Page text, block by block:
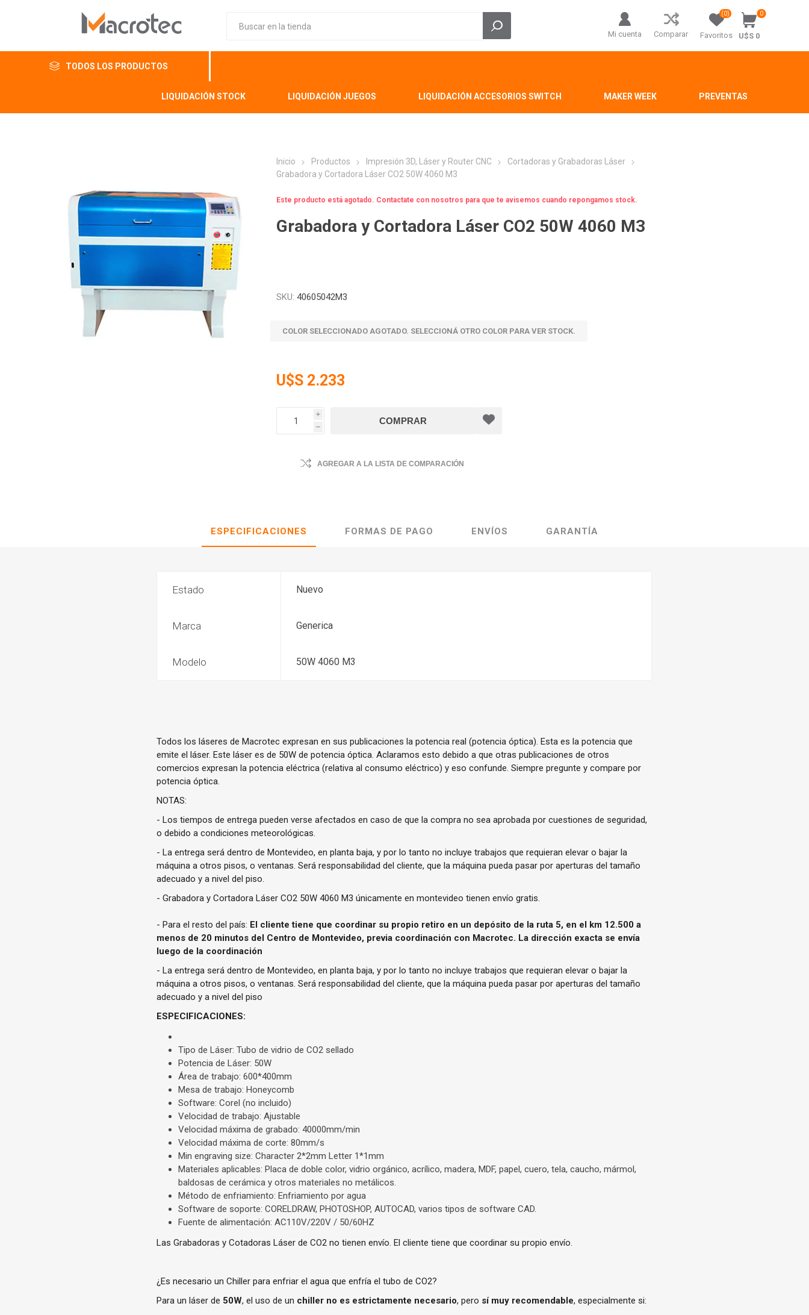
Mi cuenta Comparar Favoritos
(0) 0
U$S 0
TODOS LOS PRODUCTOS
LIQUIDACIÓN STOCK LIQUIDACIÓN JUEGOS LIQUIDACIÓN ACCESORIOS SWITCH MAKER WEEK PREVENTAS
Inicio Productos Impresión 3D, Láser y Router CNC
Cortadoras y Grabadoras Láser
Grabadora y Cortadora Láser CO2 50W 4060 M3
Este producto está agotado. Contactate con nosotros para que te avisemos cuando repongamos stock.
Grabadora y Cortadora Láser CO2 50W 4060 M3
SKU: 40605042M3
COLOR SELECCIONADO AGOTADO. SELECCIONÁ OTRO COLOR PARA VER STOCK.
U$S 2.233
i
h
AGREGAR A LA LISTA DE COMPARACIÓN
ESPECIFICACIONES FORMAS DE PAGO ENVÍOS GARANTÍA
Estado Nuevo
Marca Generica
Modelo 50W 4060 M3
Todos los láseres de Macrotec expresan en sus publicaciones la potencia real (potencia óptica). Esta es la potencia que
emite el láser. Este láser es de 50W de potencia óptica. Aclaramos esto debido a que otras publicaciones de otros
comercios expresan la potencia eléctrica (relativa al consumo eléctrico) y eso confunde. Siempre pregunte y compare por
potencia óptica.
NOTAS:
- Los tiempos de entrega pueden verse afectados en caso de que la compra no sea aprobada por cuestiones de seguridad,
o debido a condiciones meteorológicas.
- La entrega será dentro de Montevideo, en planta baja, y por lo tanto no incluye trabajos que requieran elevar o bajar la
máquina a otros pisos, o ventanas. Será responsabilidad del cliente, que la máquina pueda pasar por aperturas del tamaño
adecuado y a nivel del piso.
- Grabadora y Cortadora Láser CO2 50W 4060 M3 únicamente en montevideo tienen envío gratis.
- Para el resto del país: El cliente tiene que coordinar su propio retiro en un depósito de la ruta 5, en el km 12.500 a
menos de 20 minutos del Centro de Montevideo, previa coordinación con Macrotec. La dirección exacta se envía
luego de la coordinación
- La entrega será dentro de Montevideo, en planta baja, y por lo tanto no incluye trabajos que requieran elevar o bajar la
máquina a otros pisos, o ventanas. Será responsabilidad del cliente, que la máquina pueda pasar por aperturas del tamaño
adecuado y a nivel del piso
ESPECIFICACIONES:
Tipo de Láser: Tubo de vidrio de CO2 sellado
Potencia de Láser: 50W
Área de trabajo: 600*400mm
Mesa de trabajo: Honeycomb
Software: Corel (no incluido)
Velocidad de trabajo: Ajustable
Velocidad máxima de grabado: 40000mm/min
Velocidad máxima de corte: 80mm/s
Min engraving size: Character 2*2mm Letter 1*1mm
Materiales aplicables: Placa de doble color, vidrio orgánico, acrílico, madera, MDF, papel, cuero, tela, caucho, mármol,
baldosas de cerámica y otros materiales no metálicos.
Método de enfriamiento: Enfriamiento por agua
Software de soporte: CORELDRAW, PHOTOSHOP, AUTOCAD, varios tipos de software CAD.
Fuente de alimentación: AC110V/220V / 50/60HZ
Las Grabadoras y Cotadoras Láser de CO2 no tienen envío. El cliente tiene que coordinar su propio envío.
¿Es necesario un Chiller para enfriar el agua que enfría el tubo de CO2?
Para un láser de 50W, el uso de un chiller no es estrictamente necesario, pero sí muy recomendable, especialmente si: